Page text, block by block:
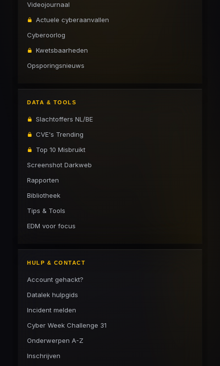
Videojournaal
Actuele cyberaanvallen
Cyberoorlog
Kwetsbaarheden
Opsporingsnieuws
DATA & TOOLS
Slachtoffers NL/BE
CVE's Trending
Top 10 Misbruikt
Screenshot Darkweb
Rapporten
Bibliotheek
Tips & Tools
EDM voor focus
HULP & CONTACT
Account gehackt?
Datalek hulpgids
Incident melden
Cyber Week Challenge 31
Onderwerpen A-Z
Inschrijven